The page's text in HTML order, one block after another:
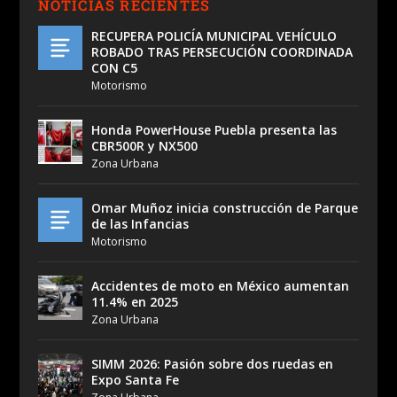
NOTICIAS RECIENTES
RECUPERA POLICÍA MUNICIPAL VEHÍCULO
ROBADO TRAS PERSECUCIÓN COORDINADA
CON C5
Motorismo
Honda PowerHouse Puebla presenta las
CBR500R y NX500
Zona Urbana
Omar Muñoz inicia construcción de Parque
de las Infancias
Motorismo
Accidentes de moto en México aumentan
11.4% en 2025
Zona Urbana
SIMM 2026: Pasión sobre dos ruedas en
Expo Santa Fe